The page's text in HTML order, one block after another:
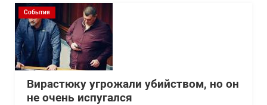
События
Вирастюку угрожали убийством, но он
не очень испугался